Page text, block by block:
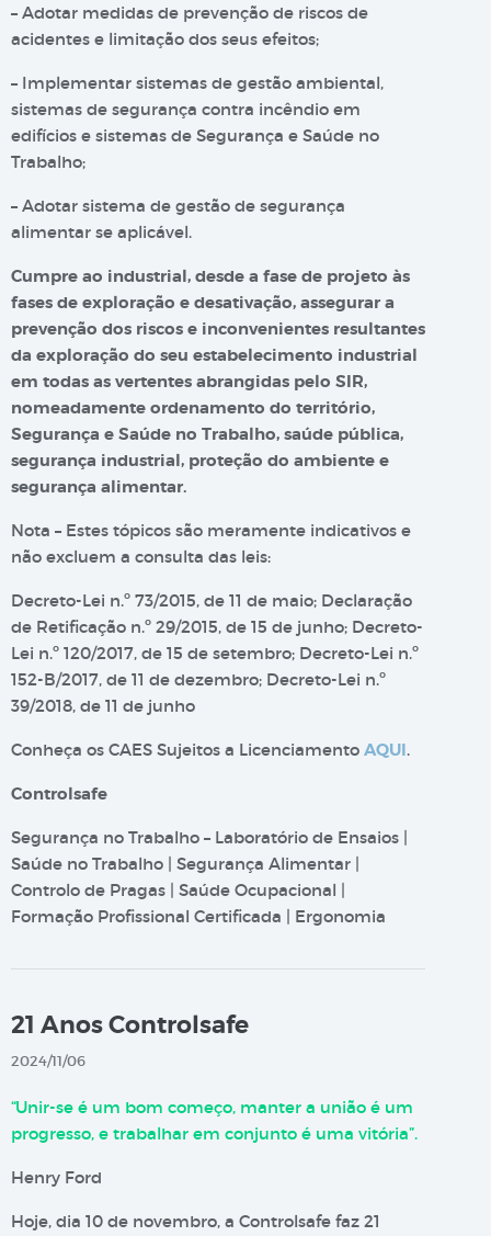
– Adotar medidas de prevenção de riscos de
acidentes e limitação dos seus efeitos;
– Implementar sistemas de gestão ambiental,
sistemas de segurança contra incêndio em
edifícios e sistemas de Segurança e Saúde no
Trabalho;
– Adotar sistema de gestão de segurança
alimentar se aplicável.
Cumpre ao industrial, desde a fase de projeto às
fases de exploração e desativação, assegurar a
prevenção dos riscos e inconvenientes resultantes
da exploração do seu estabelecimento industrial
em todas as vertentes abrangidas pelo SIR,
nomeadamente ordenamento do território,
Segurança e Saúde no Trabalho, saúde pública,
segurança industrial, proteção do ambiente e
segurança alimentar.
Nota – Estes tópicos são meramente indicativos e
não excluem a consulta das leis:
Decreto-Lei n.º 73/2015, de 11 de maio; Declaração
de Retificação n.º 29/2015, de 15 de junho; Decreto-
Lei n.º 120/2017, de 15 de setembro; Decreto-Lei n.º
152-B/2017, de 11 de dezembro; Decreto-Lei n.º
39/2018, de 11 de junho
Conheça os CAES Sujeitos a Licenciamento AQUI.
Controlsafe
Segurança no Trabalho – Laboratório de Ensaios |
Saúde no Trabalho | Segurança Alimentar |
Controlo de Pragas | Saúde Ocupacional |
Formação Profissional Certificada | Ergonomia
21 Anos Controlsafe
2024/11/06
“Unir-se é um bom começo, manter a união é um
progresso, e trabalhar em conjunto é uma vitória”.
Henry Ford
Hoje, dia 10 de novembro, a Controlsafe faz 21